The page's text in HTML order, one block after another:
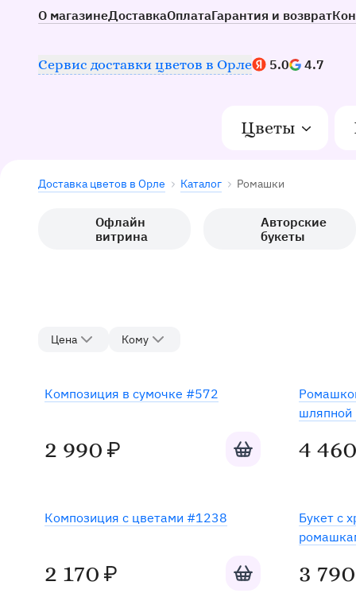
О магазинеДоставкаОплатаГарантия и возврат
Сервис доставки цветов в ОрлеНаш рейтинг:
5.0 4.7
Цветы
Доставка цветов в Орле Каталог Ромашки
Офлайн
витрина
Авторские
букеты
Цена Кому
Композиция в сумочке #572
2 990 ₽ Добавить в корзину
шляпной
4
Композиция с цветами #1238
Готов к отправке
2 170 ₽ Добавить в корзину
Букет с
3 790